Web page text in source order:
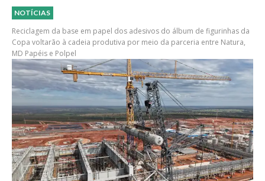
NOTÍCIAS
Reciclagem da base em papel dos adesivos do álbum de figurinhas da
Copa voltarão à cadeia produtiva por meio da parceria entre Natura,
MD Papéis e Polpel